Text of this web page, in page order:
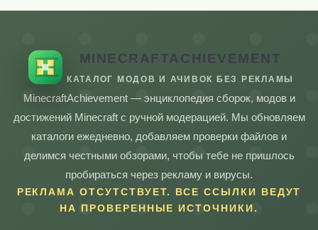
MINECRAFTACHIEVEMENT
КАТАЛОГ МОДОВ И АЧИВОК БЕЗ РЕКЛАМЫ
MinecraftAchievement — энциклопедия сборок, модов и
достижений Minecraft с ручной модерацией. Мы обновляем
каталоги ежедневно, добавляем проверки файлов и
делимся честными обзорами, чтобы тебе не пришлось
пробираться через рекламу и вирусы.
РЕКЛАМА ОТСУТСТВУЕТ. ВСЕ ССЫЛКИ ВЕДУТ
НА ПРОВЕРЕННЫЕ ИСТОЧНИКИ.